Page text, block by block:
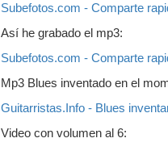
Subefotos.com - Comparte
Así he grabado el mp3:
Subefotos.com - Comparte
Mp3 Blues inventado en el
Guitarristas.Info - Blues
Video con volumen al 6: